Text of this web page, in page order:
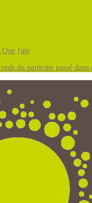
Que j'aie
du participe passé dans